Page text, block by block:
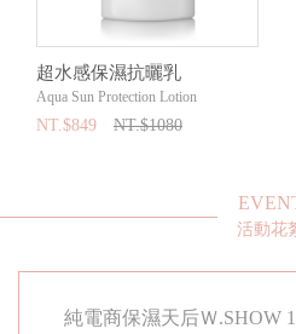
超水感保濕抗曬乳
Aqua Sun Protection Lotion
NT.$849 NT.$1080
活動花
純電商保濕天后Ｗ.SHOW